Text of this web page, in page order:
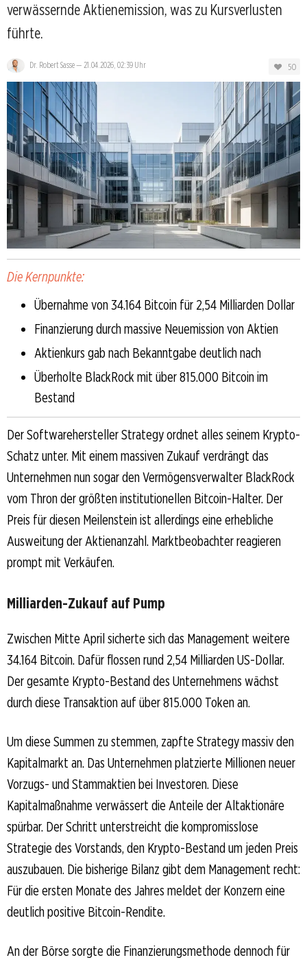
verwässernde Aktienemission, was zu Kursverlusten
führte.
Dr. Robert Sasse— 21.04.2026, 02:39 Uhr 50
Die Kernpunkte:
Übernahme von 34.164 Bitcoin für 2,54 Milliarden Dollar
Finanzierung durch massive Neuemission von Aktien
Aktienkurs gab nach Bekanntgabe deutlich nach
Überholte BlackRock mit über 815.000 Bitcoin im
Bestand
Der Softwarehersteller Strategy ordnet alles seinem Krypto-
Schatz unter. Mit einem massiven Zukauf verdrängt das
Unternehmen nun sogar den Vermögensverwalter BlackRock
vom Thron der größten institutionellen Bitcoin-Halter. Der
Preis für diesen Meilenstein ist allerdings eine erhebliche
Ausweitung der Aktienanzahl. Marktbeobachter reagieren
prompt mit Verkäufen.
Milliarden-Zukauf auf Pump
Zwischen Mitte April sicherte sich das Management weitere
34.164 Bitcoin. Dafür flossen rund 2,54 Milliarden US-Dollar.
Der gesamte Krypto-Bestand des Unternehmens wächst
durch diese Transaktion auf über 815.000 Token an.
Um diese Summen zu stemmen, zapfte Strategy massiv den
Kapitalmarkt an. Das Unternehmen platzierte Millionen neuer
Vorzugs- und Stammaktien bei Investoren. Diese
Kapitalmaßnahme verwässert die Anteile der Altaktionäre
spürbar. Der Schritt unterstreicht die kompromisslose
Strategie des Vorstands, den Krypto-Bestand um jeden Preis
auszubauen. Die bisherige Bilanz gibt dem Management recht:
Für die ersten Monate des Jahres meldet der Konzern eine
deutlich positive Bitcoin-Rendite.
An der Börse sorgte die Finanzierungsmethode dennoch für